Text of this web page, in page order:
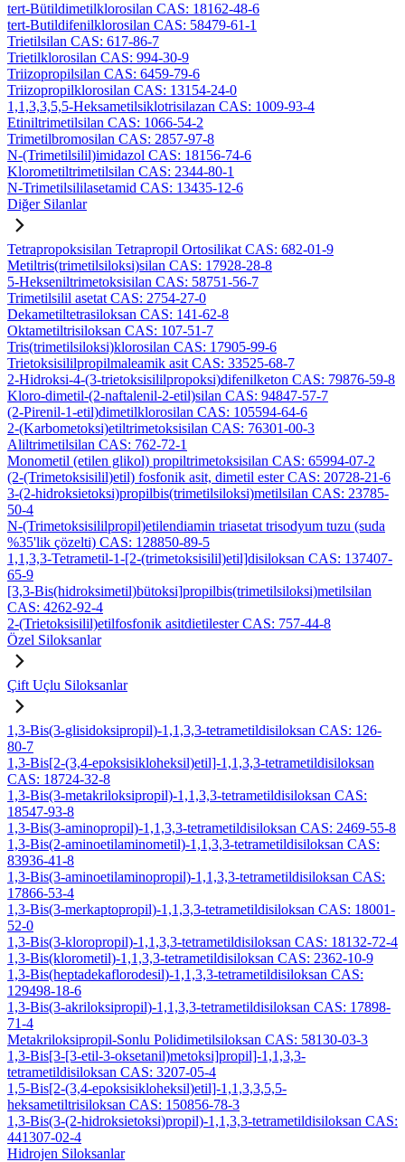
tert-Bütildimetilklorosilan CAS: 18162-48-6
tert-Butildifenilklorosilan CAS: 58479-61-1
Trietilsilan CAS: 617-86-7
Trietilklorosilan CAS: 994-30-9
Triizopropilsilan CAS: 6459-79-6
Triizopropilklorosilan CAS: 13154-24-0
1,1,3,3,5,5-Heksametilsiklotrisilazan CAS: 1009-93-4
Etiniltrimetilsilan CAS: 1066-54-2
Trimetilbromosilan CAS: 2857-97-8
N-(Trimetilsilil)imidazol CAS: 18156-74-6
Klorometiltrimetilsilan CAS: 2344-80-1
N-Trimetilsililasetamid CAS: 13435-12-6
Diğer Silanlar
Tetrapropoksisilan Tetrapropil Ortosilikat CAS: 682-01-9
Metiltris(trimetilsiloksi)silan CAS: 17928-28-8
5-Hekseniltrimetoksisilan CAS: 58751-56-7
Trimetilsilil asetat CAS: 2754-27-0
Dekametiltetrasiloksan CAS: 141-62-8
Oktametiltrisiloksan CAS: 107-51-7
Tris(trimetilsiloksi)klorosilan CAS: 17905-99-6
Trietoksisililpropilmaleamik asit CAS: 33525-68-7
2-Hidroksi-4-(3-trietoksisililpropoksi)difenilketon CAS: 79876-59-8
Kloro-dimetil-(2-naftalenil-2-etil)silan CAS: 94847-57-7
(2-Pirenil-1-etil)dimetilklorosilan CAS: 105594-64-6
2-(Karbometoksi)etiltrimetoksisilan CAS: 76301-00-3
Aliltrimetilsilan CAS: 762-72-1
Monometil (etilen glikol) propiltrimetoksisilan CAS: 65994-07-2
(2-(Trimetoksisilil)etil) fosfonik asit, dimetil ester CAS: 20728-21-6
3-(2-hidroksietoksi)propilbis(trimetilsiloksi)metilsilan CAS: 23785-
50-4
N-(Trimetoksisililpropil)etilendiamin triasetat trisodyum tuzu (suda
%35'lik çözelti) CAS: 128850-89-5
1,1,3,3-Tetrametil-1-[2-(trimetoksisilil)etil]disiloksan CAS: 137407-
65-9
[3,3-Bis(hidroksimetil)bütoksi]propilbis(trimetilsiloksi)metilsilan
CAS: 4262-92-4
2-(Trietoksisilil)etilfosfonik asitdietilester CAS: 757-44-8
Özel Siloksanlar
Çift Uçlu Siloksanlar
1,3-Bis(3-glisidoksipropil)-1,1,3,3-tetrametildisiloksan CAS: 126-
80-7
1,3-Bis[2-(3,4-epoksisikloheksil)etil]-1,1,3,3-tetrametildisiloksan
CAS: 18724-32-8
1,3-Bis(3-metakriloksipropil)-1,1,3,3-tetrametildisiloksan CAS:
18547-93-8
1,3-Bis(3-aminopropil)-1,1,3,3-tetrametildisiloksan CAS: 2469-55-8
1,3-Bis(2-aminoetilaminometil)-1,1,3,3-tetrametildisiloksan CAS:
83936-41-8
1,3-Bis(3-aminoetilaminopropil)-1,1,3,3-tetrametildisiloksan CAS:
17866-53-4
1,3-Bis(3-merkaptopropil)-1,1,3,3-tetrametildisiloksan CAS: 18001-
52-0
1,3-Bis(3-kloropropil)-1,1,3,3-tetrametildisiloksan CAS: 18132-72-4
1,3-Bis(klorometil)-1,1,3,3-tetrametildisiloksan CAS: 2362-10-9
1,3-Bis(heptadekaflorodesil)-1,1,3,3-tetrametildisiloksan CAS:
129498-18-6
1,3-Bis(3-akriloksipropil)-1,1,3,3-tetrametildisiloksan CAS: 17898-
71-4
Metakriloksipropil-Sonlu Polidimetilsiloksan CAS: 58130-03-3
1,3-Bis[3-[3-etil-3-oksetanil)metoksi]propil]-1,1,3,3-
tetrametildisiloksan CAS: 3207-05-4
1,5-Bis[2-(3,4-epoksisikloheksil)etil]-1,1,3,3,5,5-
heksametiltrisiloksan CAS: 150856-78-3
1,3-Bis(3-(2-hidroksietoksi)propil)-1,1,3,3-tetrametildisiloksan CAS:
441307-02-4
Hidrojen Siloksanlar